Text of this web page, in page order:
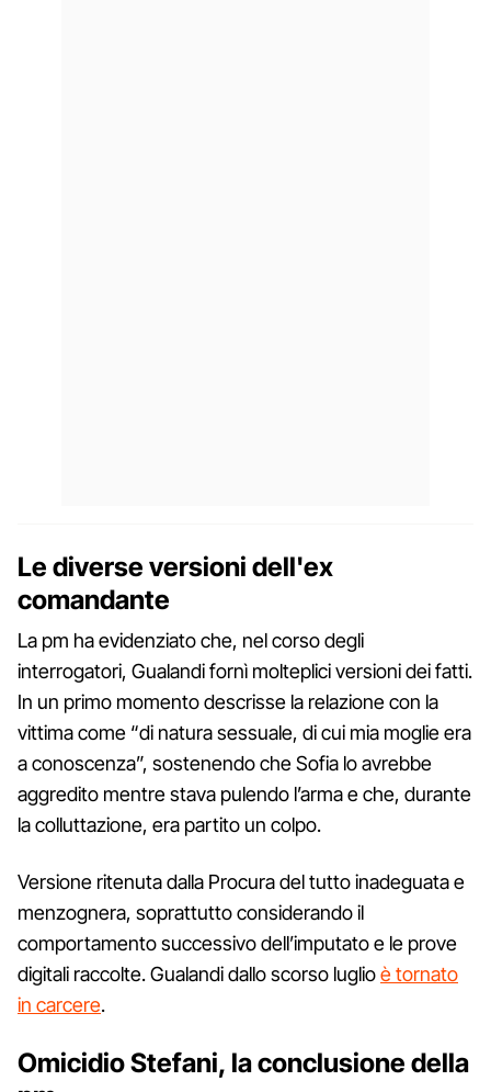
Le diverse versioni dell'ex
comandante
La pm ha evidenziato che, nel corso degli
interrogatori, Gualandi fornì molteplici versioni dei fatti.
In un primo momento descrisse la relazione con la
vittima come “di natura sessuale, di cui mia moglie era
a conoscenza”, sostenendo che Sofia lo avrebbe
aggredito mentre stava pulendo l’arma e che, durante
la colluttazione, era partito un colpo.
Versione ritenuta dalla Procura del tutto inadeguata e
menzognera, soprattutto considerando il
comportamento successivo dell’imputato e le prove
digitali raccolte. Gualandi dallo scorso luglioè tornato
in carcere.
Omicidio Stefani, la conclusione della